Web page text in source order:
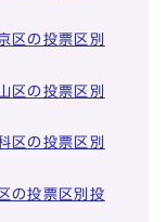
区の投票区別
区の投票区別
区の投票区別
の投票区別投